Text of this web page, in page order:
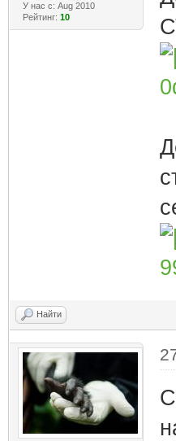
У нас с: Aug 2010
Рейтинг: 10
Найти